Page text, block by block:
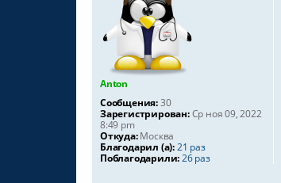
Anton
Сообщения:30
Зарегистрирован:Ср ноя 09, 2022
8:49 pm
Откуда:Москва
Благодарил (а):21 раз
Поблагодарили:26 раз